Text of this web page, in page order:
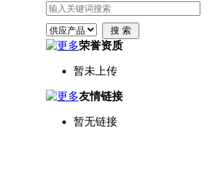
荣誉资质
暂未上传
友情链接
暂无链接